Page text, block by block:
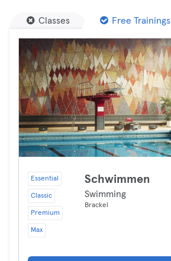
Classes Free Trainings
Essential
Classic
Premium
Max
Schwimmen
Swimming
Brackel